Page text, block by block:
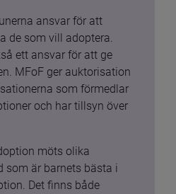
ansvar för att
de som vill adoptera.
ett ansvar för att ge
MFoF ger auktorisation
som förmedlar
och har tillsyn över
möts olika
som är barnets bästa i
Det finns både